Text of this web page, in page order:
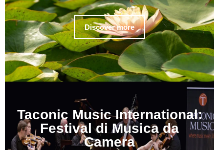
Discover more
Taconic Music International:
Festival di Musica da
Camera